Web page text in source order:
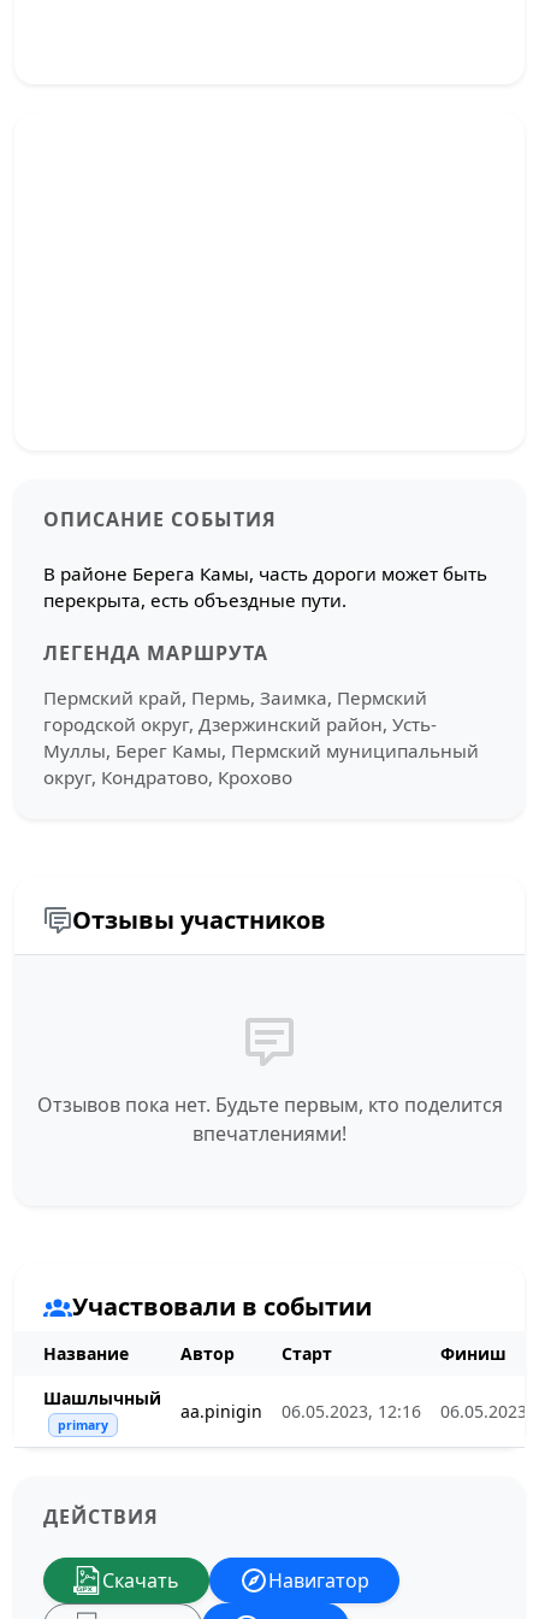
ОПИСАНИЕ СОБЫТИЯ
В районе Берега Камы, часть дороги может быть
перекрыта, есть объездные пути.
ЛЕГЕНДА МАРШРУТА
Пермский край, Пермь, Заимка, Пермский
городской округ, Дзержинский район, Усть-
Муллы, Берег Камы, Пермский муниципальный
округ, Кондратово, Крохово
Отзывы участников
Отзывов пока нет. Будьте первым, кто поделится
впечатлениями!
Участвовали в событии
Название Автор Старт
Финиш
Шашлычный
primary
aa.pinigin 06.05.2023, 12:16 06.05.2023,
ДЕЙСТВИЯ
Скачать
Навигатор